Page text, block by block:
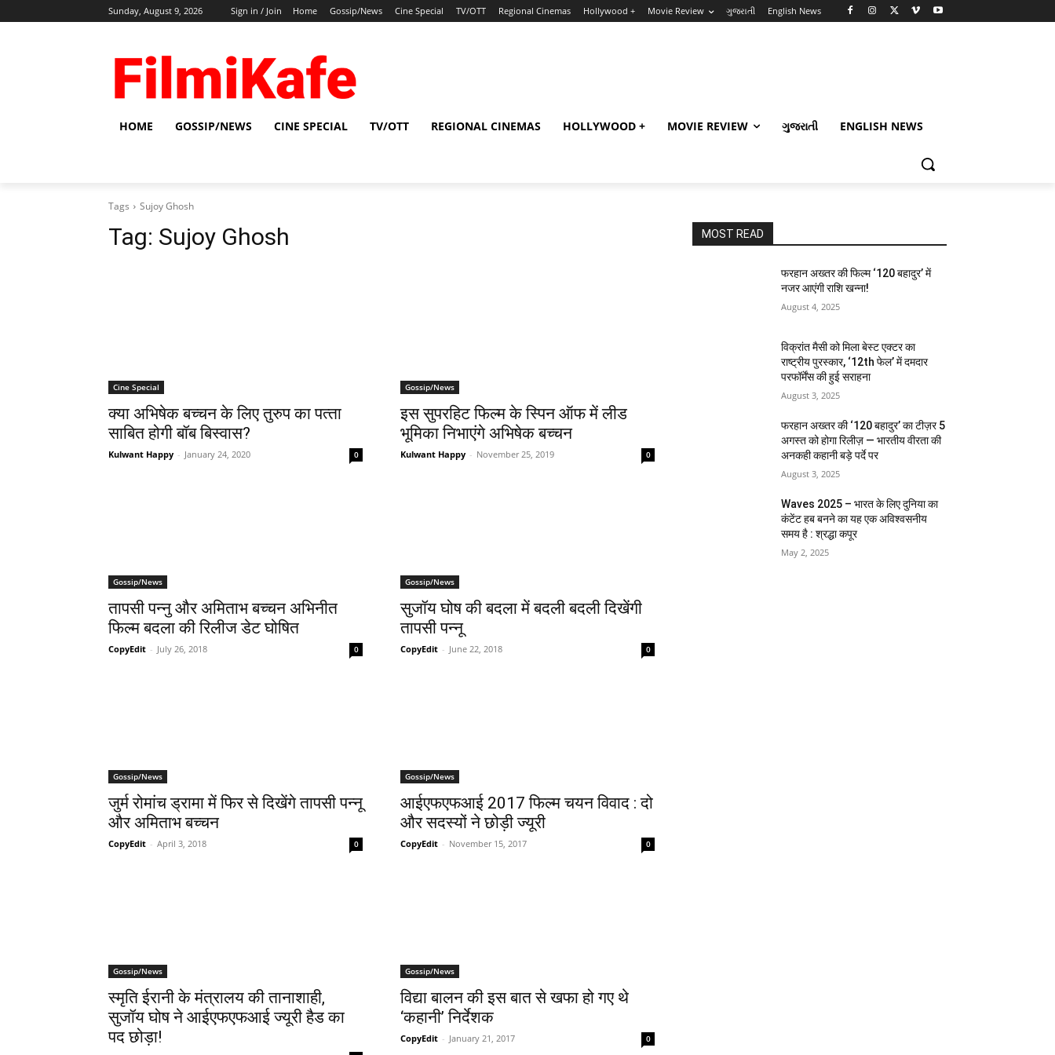
Sunday, August 9, 2026 Sign in / Join Home Gossip/News Cine Special TV/OTT Regional Cinemas Hollywood + Movie Review ગુજરાતી English News
HOME GOSSIP/NEWS CINE SPECIAL TV/OTT REGIONAL CINEMAS HOLLYWOOD + MOVIE REVIEW ગુજરાતી ENGLISH NEWS
Tags Sujoy Ghosh
Tag: Sujoy Ghosh
Cine Special
क्‍या अभिषेक बच्‍चन के लिए तुरुप का पत्‍ता
साबित होगी बॉब बिस्‍वास?
Kulwant Happy - January 24, 2020 0
Gossip/News
इस सुपरहिट फिल्‍म के स्पि‍न ऑफ में लीड
भूमिका निभाएंगे अभिषेक बच्‍चन
Kulwant Happy - November 25, 2019 0
Gossip/News
तापसी पन्नु और अमिताभ बच्चन अभिनीत
फिल्म बदला की रिलीज डेट घोषित
CopyEdit - July 26, 2018 0
Gossip/News
सुजॉय घोष की बदला में बदली बदली दिखेंगी
तापसी पन्नू
CopyEdit - June 22, 2018 0
Gossip/News
जुर्म रोमांच ड्रामा में फिर से दिखेंगे तापसी पन्नू
और अमिताभ बच्चन
CopyEdit - April 3, 2018 0
Gossip/News
आईएफएफआई 2017 फिल्म चयन विवाद : दो
और सदस्यों ने छोड़ी ज्यूरी
CopyEdit - November 15, 2017 0
Gossip/News
स्मृति ईरानी के मंत्रालय की तानाशाही,
सुजॉय घोष ने आईएफएफआई ज्यूरी हैड का
पद छोड़ा!
Gossip/News
विद्या बालन की इस बात से खफा हो गए थे
‘कहानी’ निर्देशक
CopyEdit - January 21, 2017 0
MOST READ
फरहान अख्तर की फिल्म ‘120 बहादुर’ में
नजर आएंगी राशि खन्ना!
August 4, 2025
विक्रांत मैसी को मिला बेस्ट एक्टर का
राष्ट्रीय पुरस्कार, ‘12th फेल’ में दमदार
परफॉर्मेंस की हुई सराहना
August 3, 2025
फरहान अख्तर की ‘120 बहादुर’ का टीज़र 5
अगस्त को होगा रिलीज़ — भारतीय वीरता की
अनकही कहानी बड़े पर्दे पर
August 3, 2025
Waves 2025 – भारत के लिए दुनिया का
कंटेंट हब बनने का यह एक अविश्वसनीय
समय है : श्रद्धा कपूर
May 2, 2025